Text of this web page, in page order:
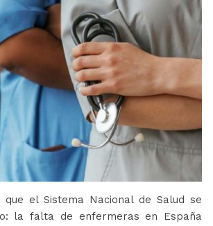
que el Sistema Nacional de Salud se
la falta de enfermeras en España